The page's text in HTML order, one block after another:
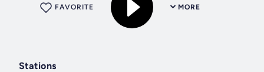
MORE
FAVORITE
Stations